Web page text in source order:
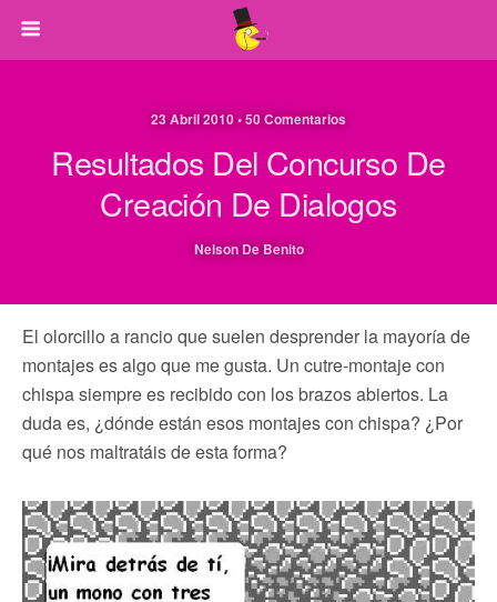
23 Abril 2010 • 50 Comentarios
Resultados Del Concurso De
Creación De Dialogos
Nelson De Benito
El olorcillo a rancio que suelen desprender la mayoría de
montajes es algo que me gusta. Un cutre-montaje con
chispa siempre es recibido con los brazos abiertos. La
duda es, ¿dónde están esos montajes con chispa? ¿Por
qué nos maltratáis de esta forma?